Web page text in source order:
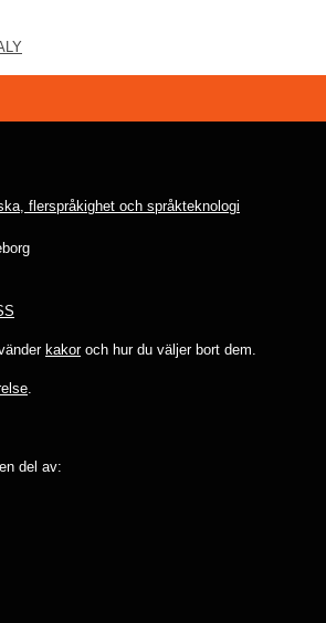
flerspråkighet och språkteknologi
kakoroch hur du väljer bort dem.
.
del av: